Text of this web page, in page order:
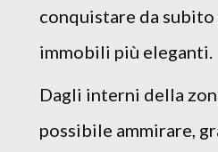
conquistare da
immobili più eleganti.
Dagli interni della
possibile ammirare,